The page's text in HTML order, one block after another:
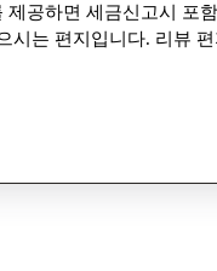
공하면 세금신고시 포
시는 편지입니다. 리뷰